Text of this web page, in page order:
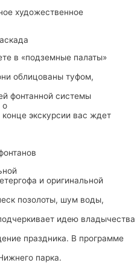
художественное
в «подземные палаты»
облицованы туфом,
фонтанной системы
о
экскурсии вас ждет
и оригинальной
позолоты, шум воды,
идею владычества
праздника. В программе
парка.